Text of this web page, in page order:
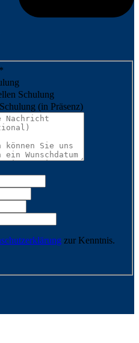
*
Schulung
(in Präsenz)
zur Kenntnis.